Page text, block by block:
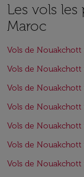
Les vols
Maroc
Vols de Nouakchott
Vols de Nouakchott
Vols de Nouakchott
Vols de Nouakchott
Vols de Nouakchott
Vols de Nouakchott
Vols de Nouakchott